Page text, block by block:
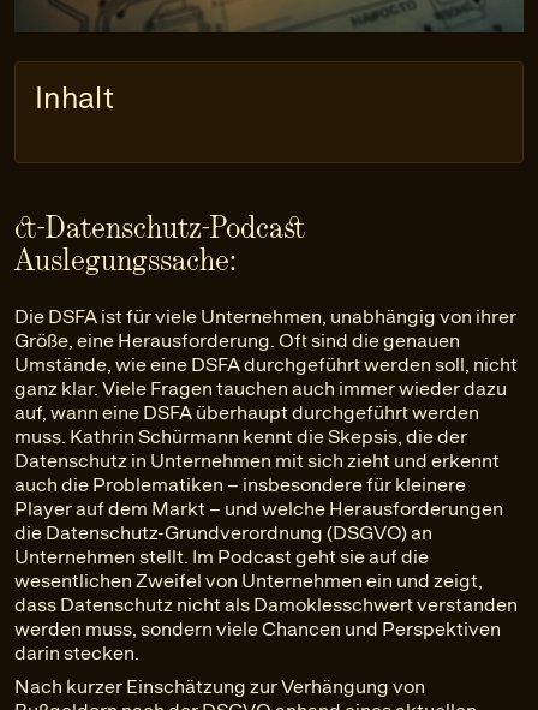
Inhalt
ct-Datenschutz-Podcast
Auslegungssache:
Die DSFA ist für viele Unternehmen, unabhängig von ihrer
Größe, eine Herausforderung. Oft sind die genauen
Umstände, wie eine DSFA durchgeführt werden soll, nicht
ganz klar. Viele Fragen tauchen auch immer wieder dazu
auf, wann eine DSFA überhaupt durchgeführt werden
muss. Kathrin Schürmann kennt die Skepsis, die der
Datenschutz in Unternehmen mit sich zieht und erkennt
auch die Problematiken – insbesondere für kleinere
Player auf dem Markt – und welche Herausforderungen
die Datenschutz-Grundverordnung (DSGVO) an
Unternehmen stellt. Im Podcast geht sie auf die
wesentlichen Zweifel von Unternehmen ein und zeigt,
dass Datenschutz nicht als Damoklesschwert verstanden
werden muss, sondern viele Chancen und Perspektiven
darin stecken.
Nach kurzer Einschätzung zur Verhängung von